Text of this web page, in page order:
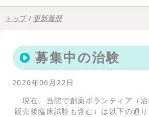
現
置：
トップ/ 更新履歴
募集中の治験
2026年06月22日
現在、当院で創薬ボランティア（
販売後臨床試験も含む）は以下の通り